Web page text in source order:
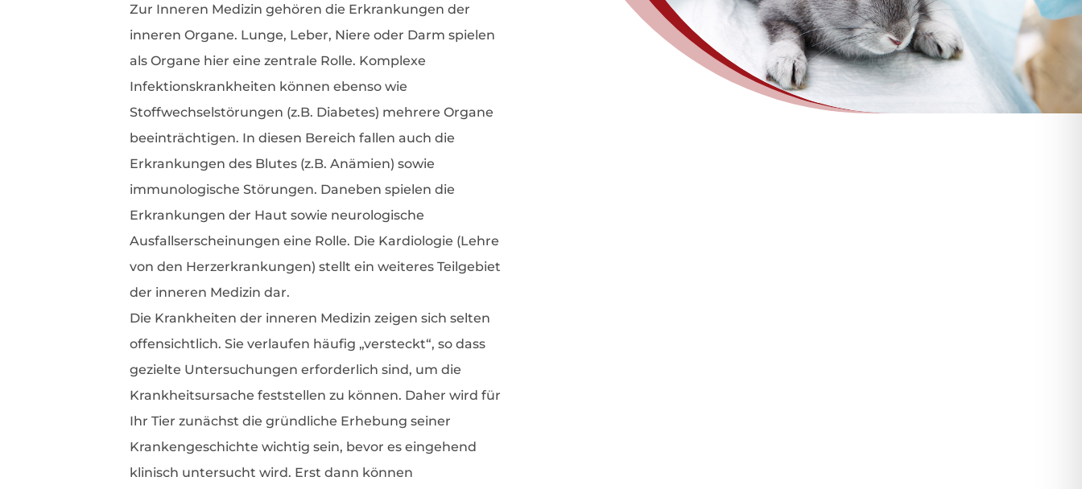
Zur Inneren Medizin gehören die Erkrankungen der
inneren Organe. Lunge, Leber, Niere oder Darm spielen
als Organe hier eine zentrale Rolle. Komplexe
Infektionskrankheiten können ebenso wie
Stoffwechselstörungen (z.B. Diabetes) mehrere Organe
beeinträchtigen. In diesen Bereich fallen auch die
Erkrankungen des Blutes (z.B. Anämien) sowie
immunologische Störungen. Daneben spielen die
Erkrankungen der Haut sowie neurologische
Ausfallserscheinungen eine Rolle. Die Kardiologie (Lehre
von den Herzerkrankungen) stellt ein weiteres Teilgebiet
der inneren Medizin dar.
Die Krankheiten der inneren Medizin zeigen sich selten
offensichtlich. Sie verlaufen häufig „versteckt“, so dass
gezielte Untersuchungen erforderlich sind, um die
Krankheitsursache feststellen zu können. Daher wird für
Ihr Tier zunächst die gründliche Erhebung seiner
Krankengeschichte wichtig sein, bevor es eingehend
klinisch untersucht wird. Erst dann können